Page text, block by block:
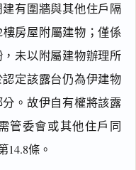
有圍牆與其他住戶隔
房屋附屬建物；僅係
未以附屬建物辦理所
定該露台仍為伊建物
。故伊自有權將該露
管委會或其他住戶同
14.8條。